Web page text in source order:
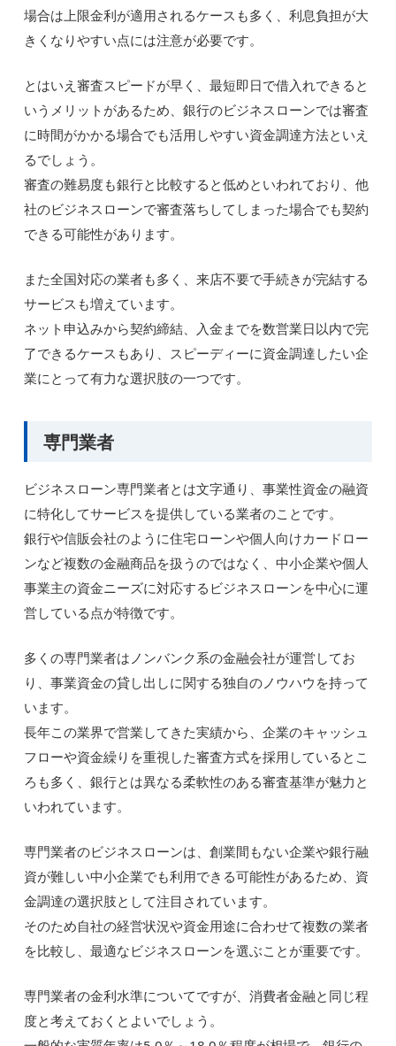
場合は上限金利が適用されるケースも多く、利息負担が大
きくなりやすい点には注意が必要です。
とはいえ審査スピードが早く、最短即日で借入れできると
いうメリットがあるため、銀行のビジネスローンでは審査
に時間がかかる場合でも活用しやすい資金調達方法といえ
るでしょう。
審査の難易度も銀行と比較すると低めといわれており、他
社のビジネスローンで審査落ちしてしまった場合でも契約
できる可能性があります。
また全国対応の業者も多く、来店不要で手続きが完結する
サービスも増えています。
ネット申込みから契約締結、入金までを数営業日以内で完
了できるケースもあり、スピーディーに資金調達したい企
業にとって有力な選択肢の一つです。
専門業者
ビジネスローン専門業者とは文字通り、事業性資金の融資
に特化してサービスを提供している業者のことです。
銀行や信販会社のように住宅ローンや個人向けカードロー
ンなど複数の金融商品を扱うのではなく、中小企業や個人
事業主の資金ニーズに対応するビジネスローンを中心に運
営している点が特徴です。
多くの専門業者はノンバンク系の金融会社が運営してお
り、事業資金の貸し出しに関する独自のノウハウを持って
います。
長年この業界で営業してきた実績から、企業のキャッシュ
フローや資金繰りを重視した審査方式を採用しているとこ
ろも多く、銀行とは異なる柔軟性のある審査基準が魅力と
いわれています。
専門業者のビジネスローンは、創業間もない企業や銀行融
資が難しい中小企業でも利用できる可能性があるため、資
金調達の選択肢として注目されています。
そのため自社の経営状況や資金用途に合わせて複数の業者
を比較し、最適なビジネスローンを選ぶことが重要です。
専門業者の金利水準についてですが、消費者金融と同じ程
度と考えておくとよいでしょう。